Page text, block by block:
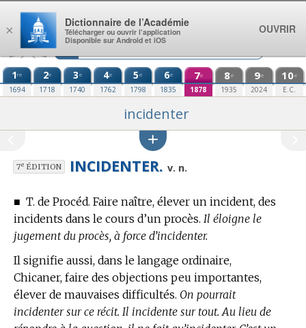
Aller au contenu
1re
1694
2e
1718
3e
1740
4e
1762
5e
1798
6e
1835
7e
1878
8e
1935
9e
2024
10e
E.C.
incidenter
7eÉDITION INCIDENTER. v. n.
■ T. de Procéd. Faire naître, élever un incident, des
incidents dans le cours d’un procès. Il éloigne le
jugement du procès, à force d’incidenter.
Il signifie aussi, dans le langage ordinaire,
Chicaner, faire des objections peu importantes,
élever de mauvaises difficultés. On pourrait
incidenter sur ce récit. Il incidente sur tout. Au lieu de
×
Dictionnaire de l’Académie
Télécharger ou ouvrir l’application
Disponible sur Android et iOS
OUVRIR